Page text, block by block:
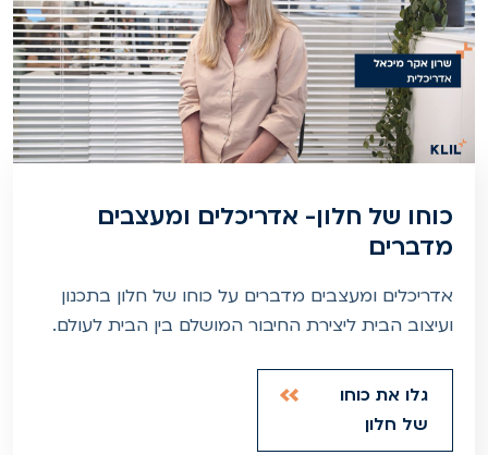
כוחו של חלון- אדריכלים ומעצבים
מדברים
אדריכלים ומעצבים מדברים על כוחו של חלון בתכנון
ועיצוב הבית ליצירת החיבור המושלם בין הבית לעולם.
גלו את כוחו
של חלון